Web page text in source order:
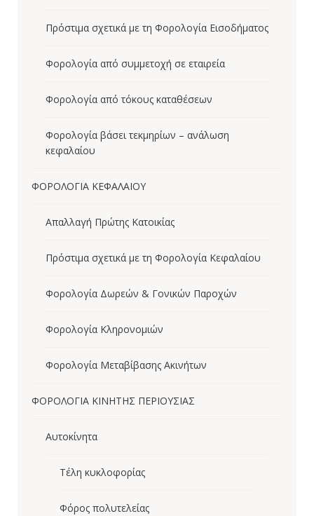
Πρόστιμα σχετικά με τη Φορολογία Εισοδήματος
Φορολογία από συμμετοχή σε εταιρεία
Φορολογία από τόκους καταθέσεων
Φορολογία βάσει τεκμηρίων – ανάλωση
κεφαλαίου
ΦΟΡΟΛΟΓΙΑ ΚΕΦΑΛΑΙΟΥ
Απαλλαγή Πρώτης Κατοικίας
Πρόστιμα σχετικά με τη Φορολογία Κεφαλαίου
Φορολογία Δωρεών & Γονικών Παροχών
Φορολογία Κληρονομιών
Φορολογία Μεταβίβασης Ακινήτων
ΦΟΡΟΛΟΓΙΑ ΚΙΝΗΤΗΣ ΠΕΡΙΟΥΣΙΑΣ
Αυτοκίνητα
Τέλη κυκλοφορίας
Φόρος πολυτελείας